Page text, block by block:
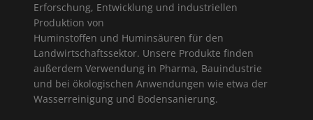
Erforschung, Entwicklung und industriellen
Produktion von
Huminstoffen und Huminsäuren für den
Landwirtschaftssektor. Unsere Produkte finden
außerdem Verwendung in Pharma, Bauindustrie
und bei ökologischen Anwendungen wie etwa der
Wasserreinigung und Bodensanierung.